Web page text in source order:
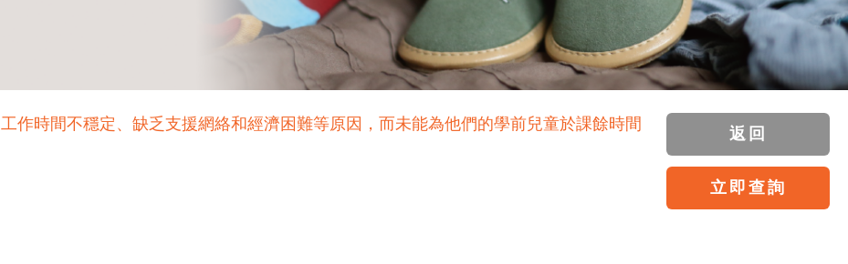
作時間不穩定、缺乏支援網絡和經濟困難等原因，而未能為他們的學前兒童於課餘時間
返回
立即查詢